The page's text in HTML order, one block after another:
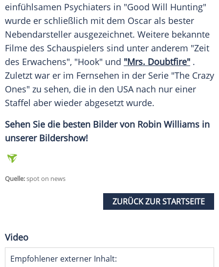
einfühlsamen Psychiaters in "Good Will Hunting"
wurde er schließlich mit dem Oscar als bester
Nebendarsteller ausgezeichnet. Weitere bekannte
Filme des Schauspielers sind unter anderem "Zeit
des Erwachens", "Hook" und "Mrs. Doubtfire" .
Zuletzt war er im Fernsehen in der Serie "The Crazy
Ones" zu sehen, die in den USA nach nur einer
Staffel aber wieder abgesetzt wurde.
Sehen Sie die besten Bilder von Robin Williams in
unserer Bildershow!
Quelle:spot on news
ZURÜCK ZUR STARTSEITE
Video
Empfohlener externer Inhalt: